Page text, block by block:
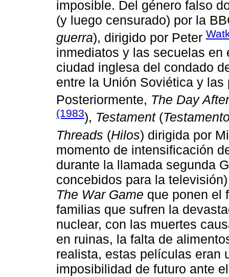
imposible. Del género falso
(y luego censurado) por la
guerra), dirigido por Peter
inmediatos y las secuelas en
ciudad inglesa del condado
entre la Unión Soviética y
Posteriormente, The Day After
(1983), Testament(
Threads (Hilos) dirigida por
momento de intensificación
durante la llamada segunda
concebidos para la
The War Game que ponen el
familias que sufren la
nuclear, con las muertes
en ruinas, la falta de
realista, estas películas eran
imposibilidad de futuro ante